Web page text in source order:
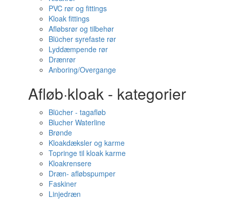
PVC rør og fittings
Kloak fittings
Afløbsrør og tilbehør
Blücher syrefaste rør
Lyddæmpende rør
Drænrør
Anboring/Overgange
Afløb·kloak - kategorier
Blücher - tagafløb
Blucher Waterline
Brønde
Kloakdæksler og karme
Topringe til kloak karme
Kloakrensere
Dræn- afløbspumper
Faskiner
Linjedræn